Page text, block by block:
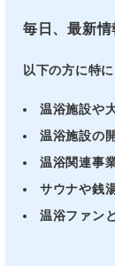
毎日、最新
以下の方に特
温浴施設や
温浴施設の
温浴関連事
サウナや銭
温浴ファン